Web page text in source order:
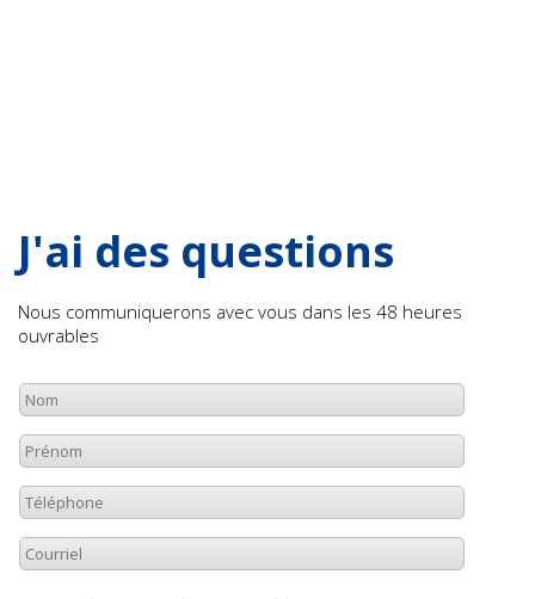
J'ai des questions
Nous communiquerons avec vous dans les 48 heures
ouvrables